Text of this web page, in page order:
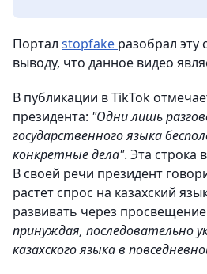
Портал stopfake разобрал
выводу, что данное видео
В публикации в TikTok
президента: "Одни лишь
государственного языка
конкретные дела". Эта строка
В своей речи президент
растет спрос на казахский
развивать через
принуждая, последовательно
казахского языка в